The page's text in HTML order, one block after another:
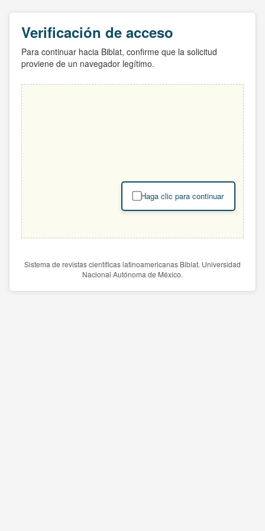
Verificación de acceso
Para continuar hacia Biblat, confirme que la solicitud
proviene de un navegador legítimo.
Haga clic para continuar
Sistema de revistas científicas latinoamericanas Biblat. Universidad
Nacional Autónoma de México.